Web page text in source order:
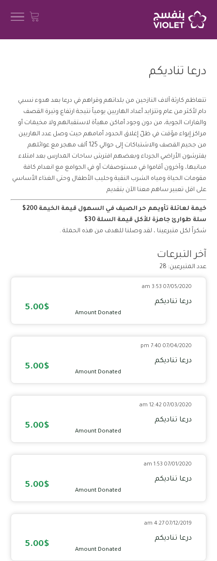
درعا تناديكم
تتعاظم كارثة آلاف النازحين من بلداتهم وقراهم في درعا بعد هدوء نسبي
دام لأكثر من عام وتتزايد أعداد الهاربين يومياً نتيجة ارتفاع وتيرة القصف
والغارات الجوية، من دون وجود أماكن مهيأة لاستقبالهم ولا مخيمات أو
مراكز إيواء مؤقت في ظلّ إغلاق الحدود أمامهم حيث وصل عدد الهاربين
من جحيم القصف والاشتباكات إلى حوالي 125 ألف مهجر مع عوائلهم
يفترشون الأراضي الجرداء وبعضهم افترش ساحات المدارس بعد امتلاء
مبانيها، وآخرون أقاموا في مستوصفات أو في الجوامع مع انعدام كافة
مقومات الحياة ومياه الشرب النقية وحليب الأطفال وحتى الغذاء الأساسي
على اقل تعبير ساهم معنا الآن بتقديم
خيمة لعائلة تأويهم حر الصيف في السهول قيمة الخيمة 200$
سلة طوارئ جاهزة للأكل قيمة السلة 30$
شكراً لكل متبرعينا ، لقد وصلنا للهدف من هذه الحملة .
آخر التبرعات
عدد المتبرعين: 28
07/05/2020 3:53 am
درعا تناديكم
Amount Donated
5.00$
07/04/2020 7:40 pm
درعا تناديكم
Amount Donated
5.00$
07/03/2020 12:42 am
درعا تناديكم
Amount Donated
5.00$
07/01/2020 1:53 am
درعا تناديكم
Amount Donated
5.00$
07/12/2019 4:27 am
درعا تناديكم
Amount Donated
5.00$